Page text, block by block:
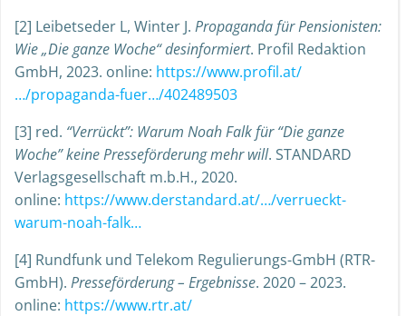
[2] Leibetseder L, Winter J. Propaganda für Pensionisten:
Wie „Die ganze Woche“ desinformiert. Profil Redaktion
GmbH, 2023. online: https://www.profil.at/
…/propaganda-fuer…/402489503
[3] red. “Verrückt”: Warum Noah Falk für “Die ganze
Woche” keine Presseförderung mehr will. STANDARD
Verlagsgesellschaft m.b.H., 2020.
online: https://www.derstandard.at/…/verrueckt-
warum-noah-falk…
[4] Rundfunk und Telekom Regulierungs-GmbH (RTR-
GmbH). Presseförderung – Ergebnisse. 2020 – 2023.
online: https://www.rtr.at/